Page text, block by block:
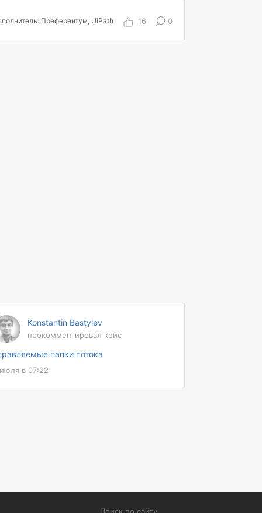
90% точность распределения заявок
Преферентум, UiPath 16 0
Konstantin Bastylev
прокомментировал кейс
папки потока
в 07:22